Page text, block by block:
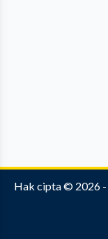
Hak cipta © 2026 -